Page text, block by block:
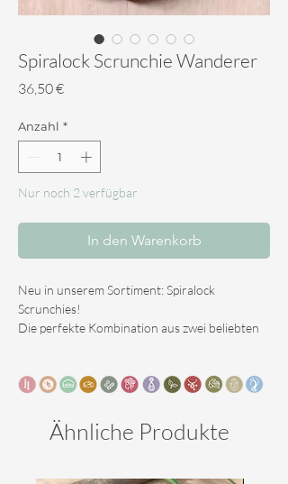
Spiralock Scrunchie Wanderer
36,50 €Preis
Anzahl *
Nur noch 2 verfügbar
In den Warenkorb
Neu in unserem Sortiment: Spiralock
Scrunchies!
Die perfekte Kombination aus zwei beliebten
Dieses Scrunchie verfügt über einen stabilen
verschiedenen Längen erhältlich. Statt eines
geschlossenen Gummibandes handelt es sich
problemlos mehrmals um deinen
Ähnliche Produkte